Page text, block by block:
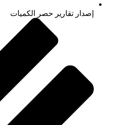
إصدار تقارير حصر الكميات